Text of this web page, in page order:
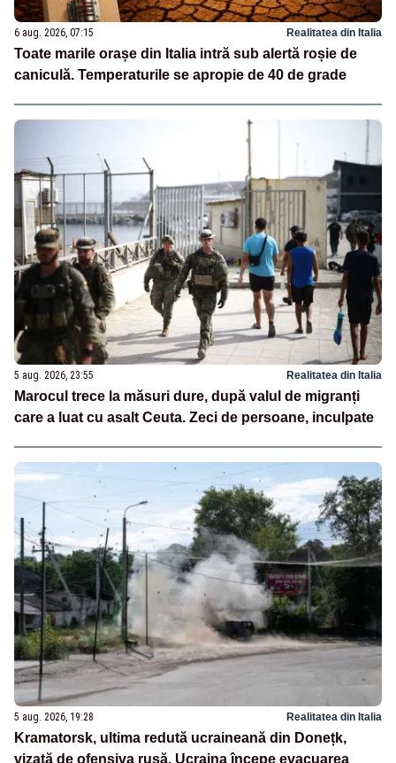
6 aug. 2026, 07:15 Realitatea din Italia
Toate marile orașe din Italia intră sub alertă roșie de
caniculă. Temperaturile se apropie de 40 de grade
5 aug. 2026, 23:55 Realitatea din Italia
Marocul trece la măsuri dure, după valul de migranți
care a luat cu asalt Ceuta. Zeci de persoane, inculpate
5 aug. 2026, 19:28 Realitatea din Italia
Kramatorsk, ultima redută ucraineană din Donețk,
vizată de ofensiva rusă. Ucraina începe evacuarea